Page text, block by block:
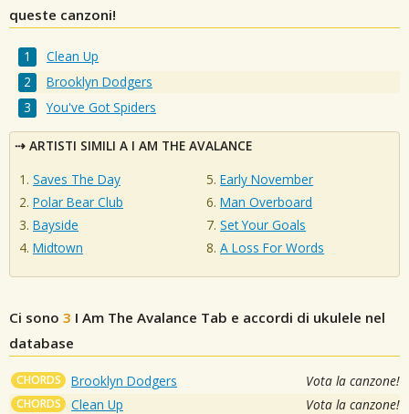
queste canzoni!
Clean Up
Brooklyn Dodgers
You've Got Spiders
ARTISTI SIMILI A I AM THE AVALANCE
Saves The Day
Polar Bear Club
Bayside
Midtown
Early November
Man Overboard
Set Your Goals
A Loss For Words
Ci sono 3 I Am The Avalance Tab e accordi di ukulele nel
database
CHORDS Brooklyn Dodgers Vota la canzone!
CHORDS Clean Up Vota la canzone!